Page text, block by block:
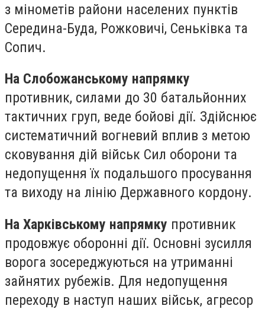
з мінометів райони населених пунктів
Середина-Буда, Рожковичі, Сеньківка та
Сопич.
На Слобожанському напрямку
противник, силами до 30 батальйонних
тактичних груп, веде бойові дії. Здійснює
систематичний вогневий вплив з метою
сковування дій військ Сил оборони та
недопущення їх подальшого просування
та виходу на лінію Державного кордону.
На Харківському напрямку противник
продовжує оборонні дії. Основні зусилля
ворога зосереджуються на утриманні
зайнятих рубежів. Для недопущення
переходу в наступ наших військ, агресор